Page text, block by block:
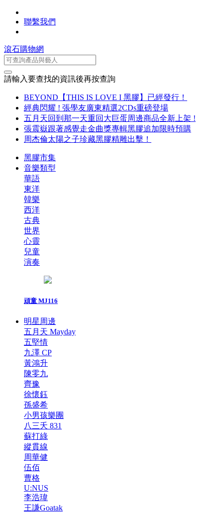
聯繫我們
滾石購物網
請輸入要查找的資訊後再按查詢
BEYOND【THIS IS LOVE I 黑膠】已經發行！
經典閃耀 ! 張學友廣東精選2CDs重磅登場
五月天回到那一天重回大巨蛋周邊商品全新上架 !
張震嶽跟著感覺走金曲獎專輯黑膠追加限時預購
周杰倫太陽之子珍藏黑膠精雕出擊！
黑膠市集
音樂類型
華語
東洋
韓樂
西洋
古典
世界
心靈
兒童
演奏
頑童 MJ116
明星周邊
五月天 Mayday
五堅情
九澤 CP
黃鴻升
陳零九
齊豫
徐懷鈺
孫盛希
小男孩樂團
八三夭 831
蘇打綠
縱貫線
周華健
伍佰
曹格
U:NUS
李浩瑋
王謙Goatak